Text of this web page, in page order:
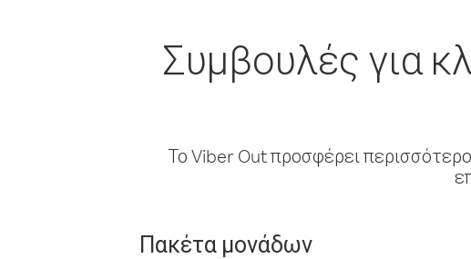
Συμβουλές για
Το Viber Out προσφέρει
Πακέτα μονάδων